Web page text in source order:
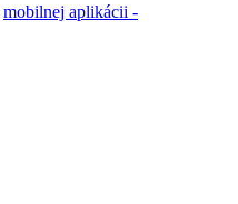
mobilnej aplikácii -